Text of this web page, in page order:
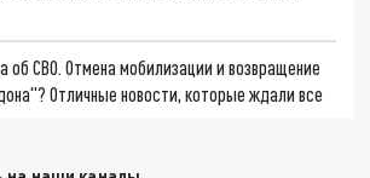
об СВО. Отмена мобилизации и возвращение
Отличные новости, которые ждали все